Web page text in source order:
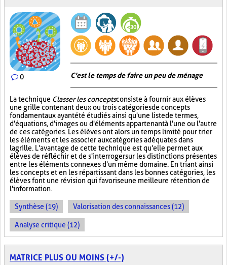
0 C'est le temps de faire un peu de ménage
La technique Classer les conceptsconsiste à fournir aux élèves
une grille contenant deux ou trois catégories de concepts
fondamentaux ayant été étudiés ainsi qu'une liste de termes,
d'équations, d'images ou d'éléments appartenant à l'une ou l'autre
de ces catégories. Les élèves ont alors un temps limité pour trier
les éléments et les associer aux catégories adéquates dans
la grille. L'avantage de cette technique est qu'elle permet aux
élèves de réfléchir et de s'interroger sur les distinctions présentes
entre les éléments connexes d'un même domaine. En triant ainsi
les concepts et en les répartissant dans les bonnes catégories, les
élèves font une révision qui favorise une meilleure rétention de
l'information.
Synthèse (19) Valorisation des connaissances (12)
Analyse critique (12)
MATRICE PLUS OU MOINS (+/-)